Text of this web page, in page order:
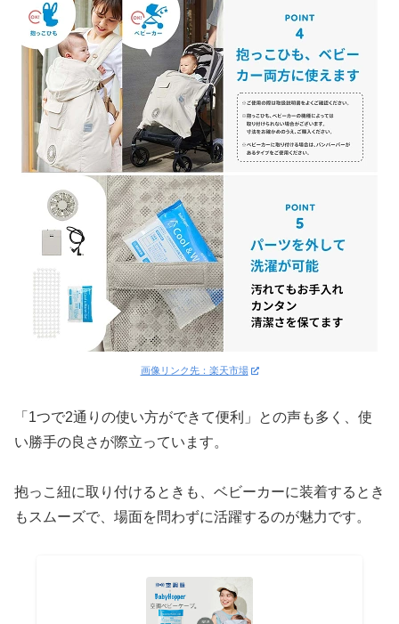
画像リンク先：楽天市場
「1つで2通りの使い方ができて便利」との声も多く、使
い勝手の良さが際立っています。
抱っこ紐に取り付けるときも、ベビーカーに装着するとき
もスムーズで、場面を問わずに活躍するのが魅力です。